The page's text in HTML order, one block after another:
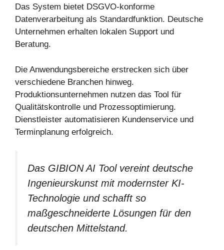
Das System bietet DSGVO-konforme
Datenverarbeitung als Standardfunktion. Deutsche
Unternehmen erhalten lokalen Support und
Beratung.
Die Anwendungsbereiche erstrecken sich über
verschiedene Branchen hinweg.
Produktionsunternehmen nutzen das Tool für
Qualitätskontrolle und Prozessoptimierung.
Dienstleister automatisieren Kundenservice und
Terminplanung erfolgreich.
Das GIBION AI Tool vereint deutsche
Ingenieurskunst mit modernster KI-
Technologie und schafft so
maßgeschneiderte Lösungen für den
deutschen Mittelstand.